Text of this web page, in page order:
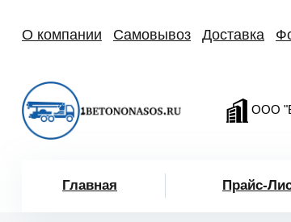
О компании Самовывоз Доставка
ООО
Главная Прайс-